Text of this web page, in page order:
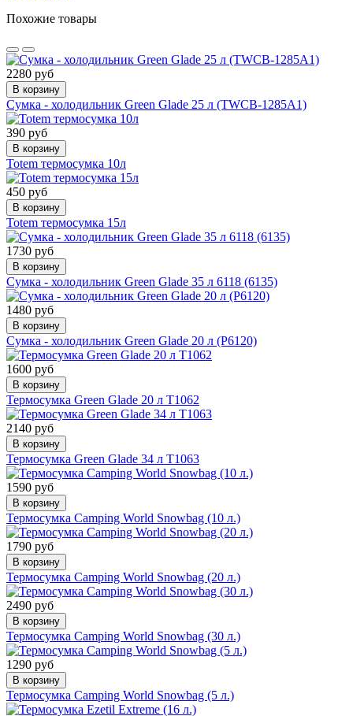
Похожие товары
2280 руб
В корзину
Сумка - холодильник Green Glade 25 л (TWCB-1285A1)
390 руб
В корзину
Totem термосумка 10л
450 руб
В корзину
Totem термосумка 15л
1730 руб
В корзину
Сумка - холодильник Green Glade 35 л 6118 (6135)
1480 руб
В корзину
Сумка - холодильник Green Glade 20 л (P6120)
1600 руб
В корзину
Термосумка Green Glade 20 л T1062
2140 руб
В корзину
Термосумка Green Glade 34 л T1063
1590 руб
В корзину
Термосумка Camping World Snowbag (10 л.)
1790 руб
В корзину
Термосумка Camping World Snowbag (20 л.)
2490 руб
В корзину
Термосумка Camping World Snowbag (30 л.)
1290 руб
В корзину
Термосумка Camping World Snowbag (5 л.)